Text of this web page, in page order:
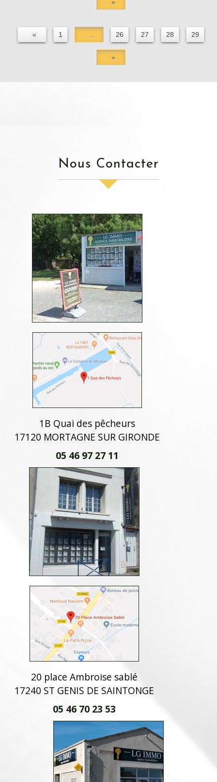
»
« 1 .. 26 27 28 29
»
Nous Contacter
1B Quai des pêcheurs
17120 MORTAGNE SUR GIRONDE
05 46 97 27 11
20 place Ambroise sablé
17240 ST GENIS DE SAINTONGE
05 46 70 23 53